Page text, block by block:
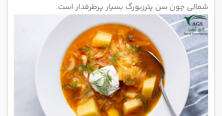
شمالی چون سن پترزبورگ بسیار پرطرفدار است.